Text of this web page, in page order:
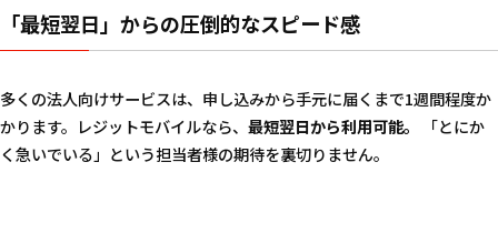
「最短翌日」からの圧倒的なスピード感
多くの法人向けサービスは、申し込みから手元に届くまで1週間程度か
かります。レジットモバイルなら、 最短翌日から利用可能。
「とにか
く急いでいる」という担当者様の期待を裏切りません。